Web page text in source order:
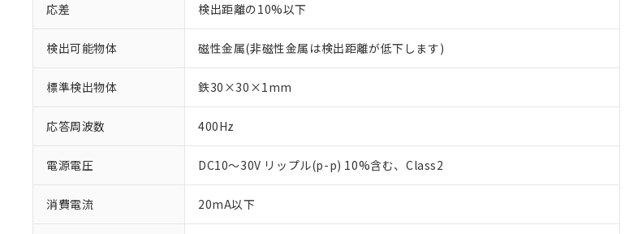
応差 検出距離の10%以下
検出可能物体 磁性金属(非磁性金属は検出距離が低下します)
標準検出物体 鉄30×30×1mm
応答周波数 400Hz
電源電圧 DC10～30V リップル(p-p) 10%含む、Class2
消費電流 20mA以下